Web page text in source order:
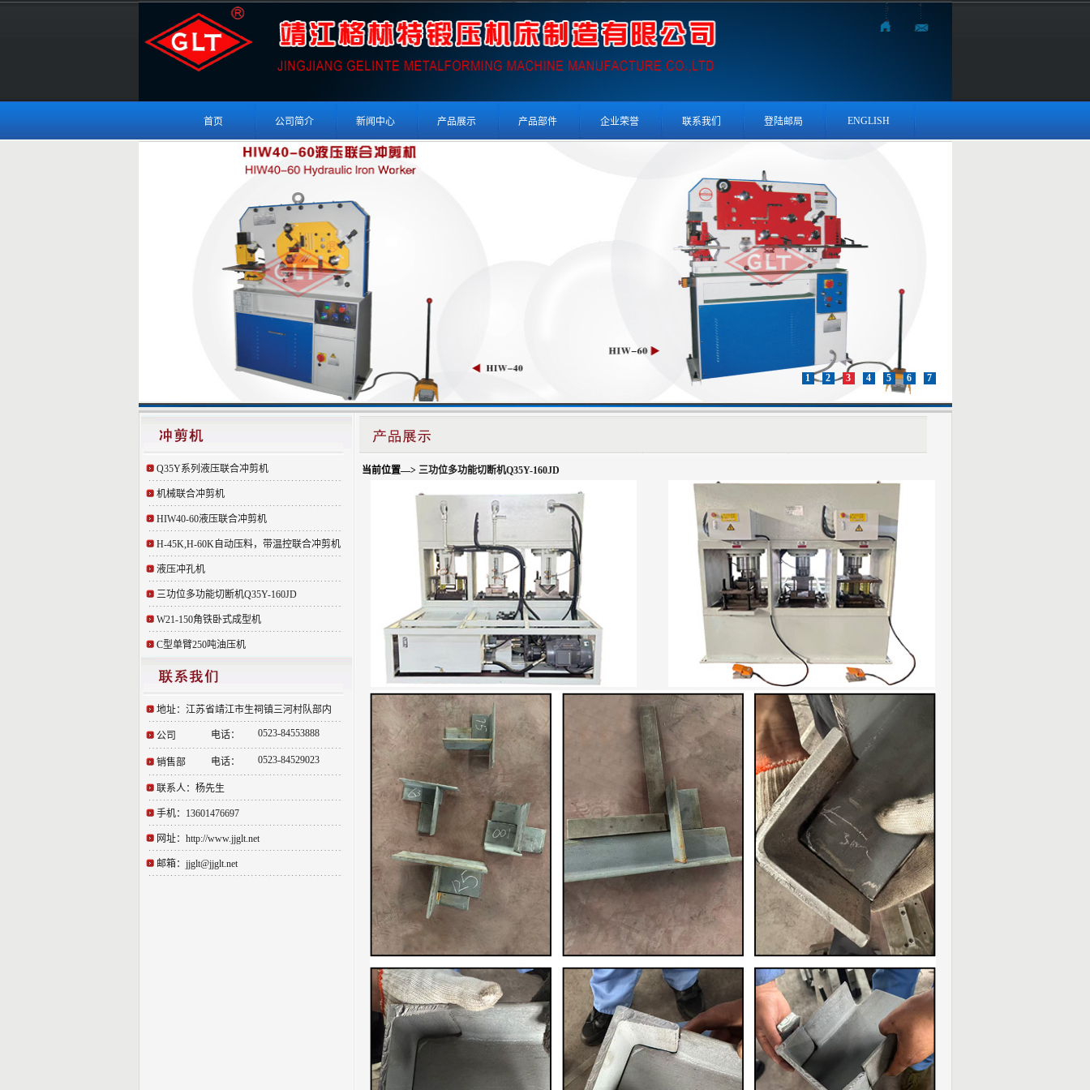
首页 公司简介 新闻中心 产品展示 产品部件 企业荣誉 联系我们 登陆邮局 ENGLISH
1 2 3 4 5 6 7
Q35Y系列液压联合冲剪机
机械联合冲剪机
HIW40-60液压联合冲剪机
H-45K,H-60K自动压料，带温控联合冲剪机
液压冲孔机
三功位多功能切断机Q35Y-160JD
W21-150角铁卧式成型机
C型单臂250吨油压机
地址：江苏省靖江市生祠镇三河村队部内
公司 电话： 0523-84553888
销售部 电话： 0523-84529023
联系人：杨先生
手机：13601476697
网址：http://www.jjglt.net
邮箱：jjglt@jjglt.net
当前位置—> 三功位多功能切断机Q35Y-160JD